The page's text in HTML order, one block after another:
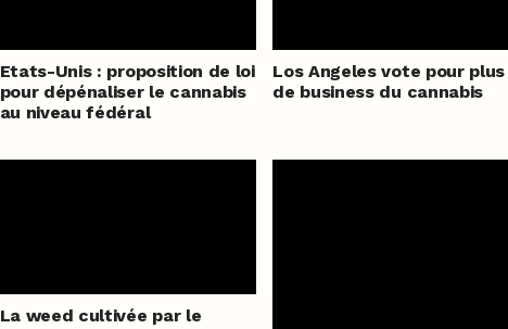
Etats-Unis : proposition de loi
pour dépénaliser le cannabis
au niveau fédéral
Los Angeles vote pour plus
de business du cannabis
La weed cultivée par le